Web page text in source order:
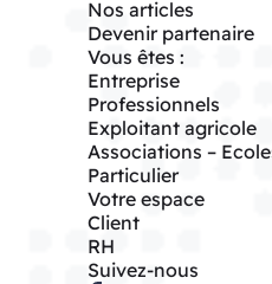
Nos articles
Devenir partenaire
Vous êtes :
Entreprise
Professionnels
Exploitant agricole
Associations –
Particulier
Votre espace
Client
RH
Suivez-nous